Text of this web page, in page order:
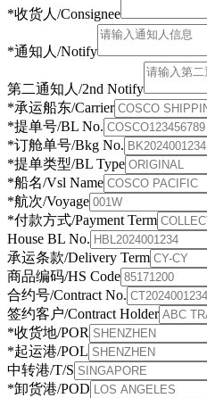
*收货人/Consignee
*通知人/Notify
第二通知人/2nd Notify
*承运船东/Carrier
*提单号/BL No.
*订舱单号/Bkg No.
*提单类型/BL Type
*船名/Vsl Name
*航次/Voyage
*付款方式/Payment Term
House BL No.
承运条款/Delivery Term
商品编码/HS Code
合约号/Contract No.
签约客户/Contract Holder
*收货地/POR
*起运港/POL
中转港/T/S
*卸货港/POD